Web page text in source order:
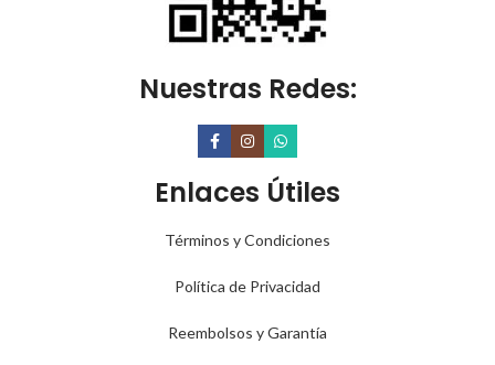
Nuestras Redes:
Enlaces Útiles
Términos y Condiciones
Política de Privacidad
Reembolsos y Garantía